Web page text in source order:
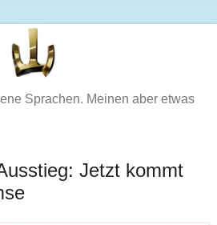
Sprachen. Meinen aber etwas
Jetzt kommt